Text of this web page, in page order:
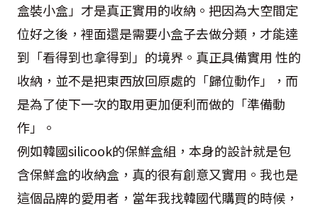
盒裝小盒」才是真正實用的收納。把因為大空間定
位好之後，裡面還是需要小盒子去做分類，才能達
到「看得到也拿得到」的境界。真正具備實用 性的
收納，並不是把東西放回原處的「歸位動作」，而
是為了使下一次的取用更加便利而做的「準備動
作」。
例如韓國silicook的保鮮盒組，本身的設計就是包
含保鮮盒的收納盒，真的很有創意又實用。我也是
這個品牌的愛用者，當年我找韓國代購買的時候，